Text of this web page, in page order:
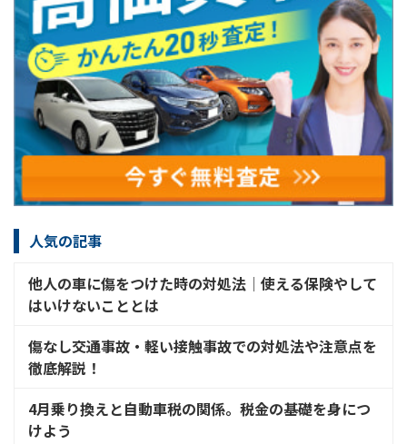
人気の記事
他人の車に傷をつけた時の対処法│使える保険やして
はいけないこととは
傷なし交通事故・軽い接触事故での対処法や注意点を
徹底解説！
4月乗り換えと自動車税の関係。税金の基礎を身につ
けよう